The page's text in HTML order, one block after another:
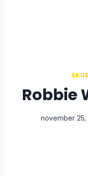
Robbie
november 25,